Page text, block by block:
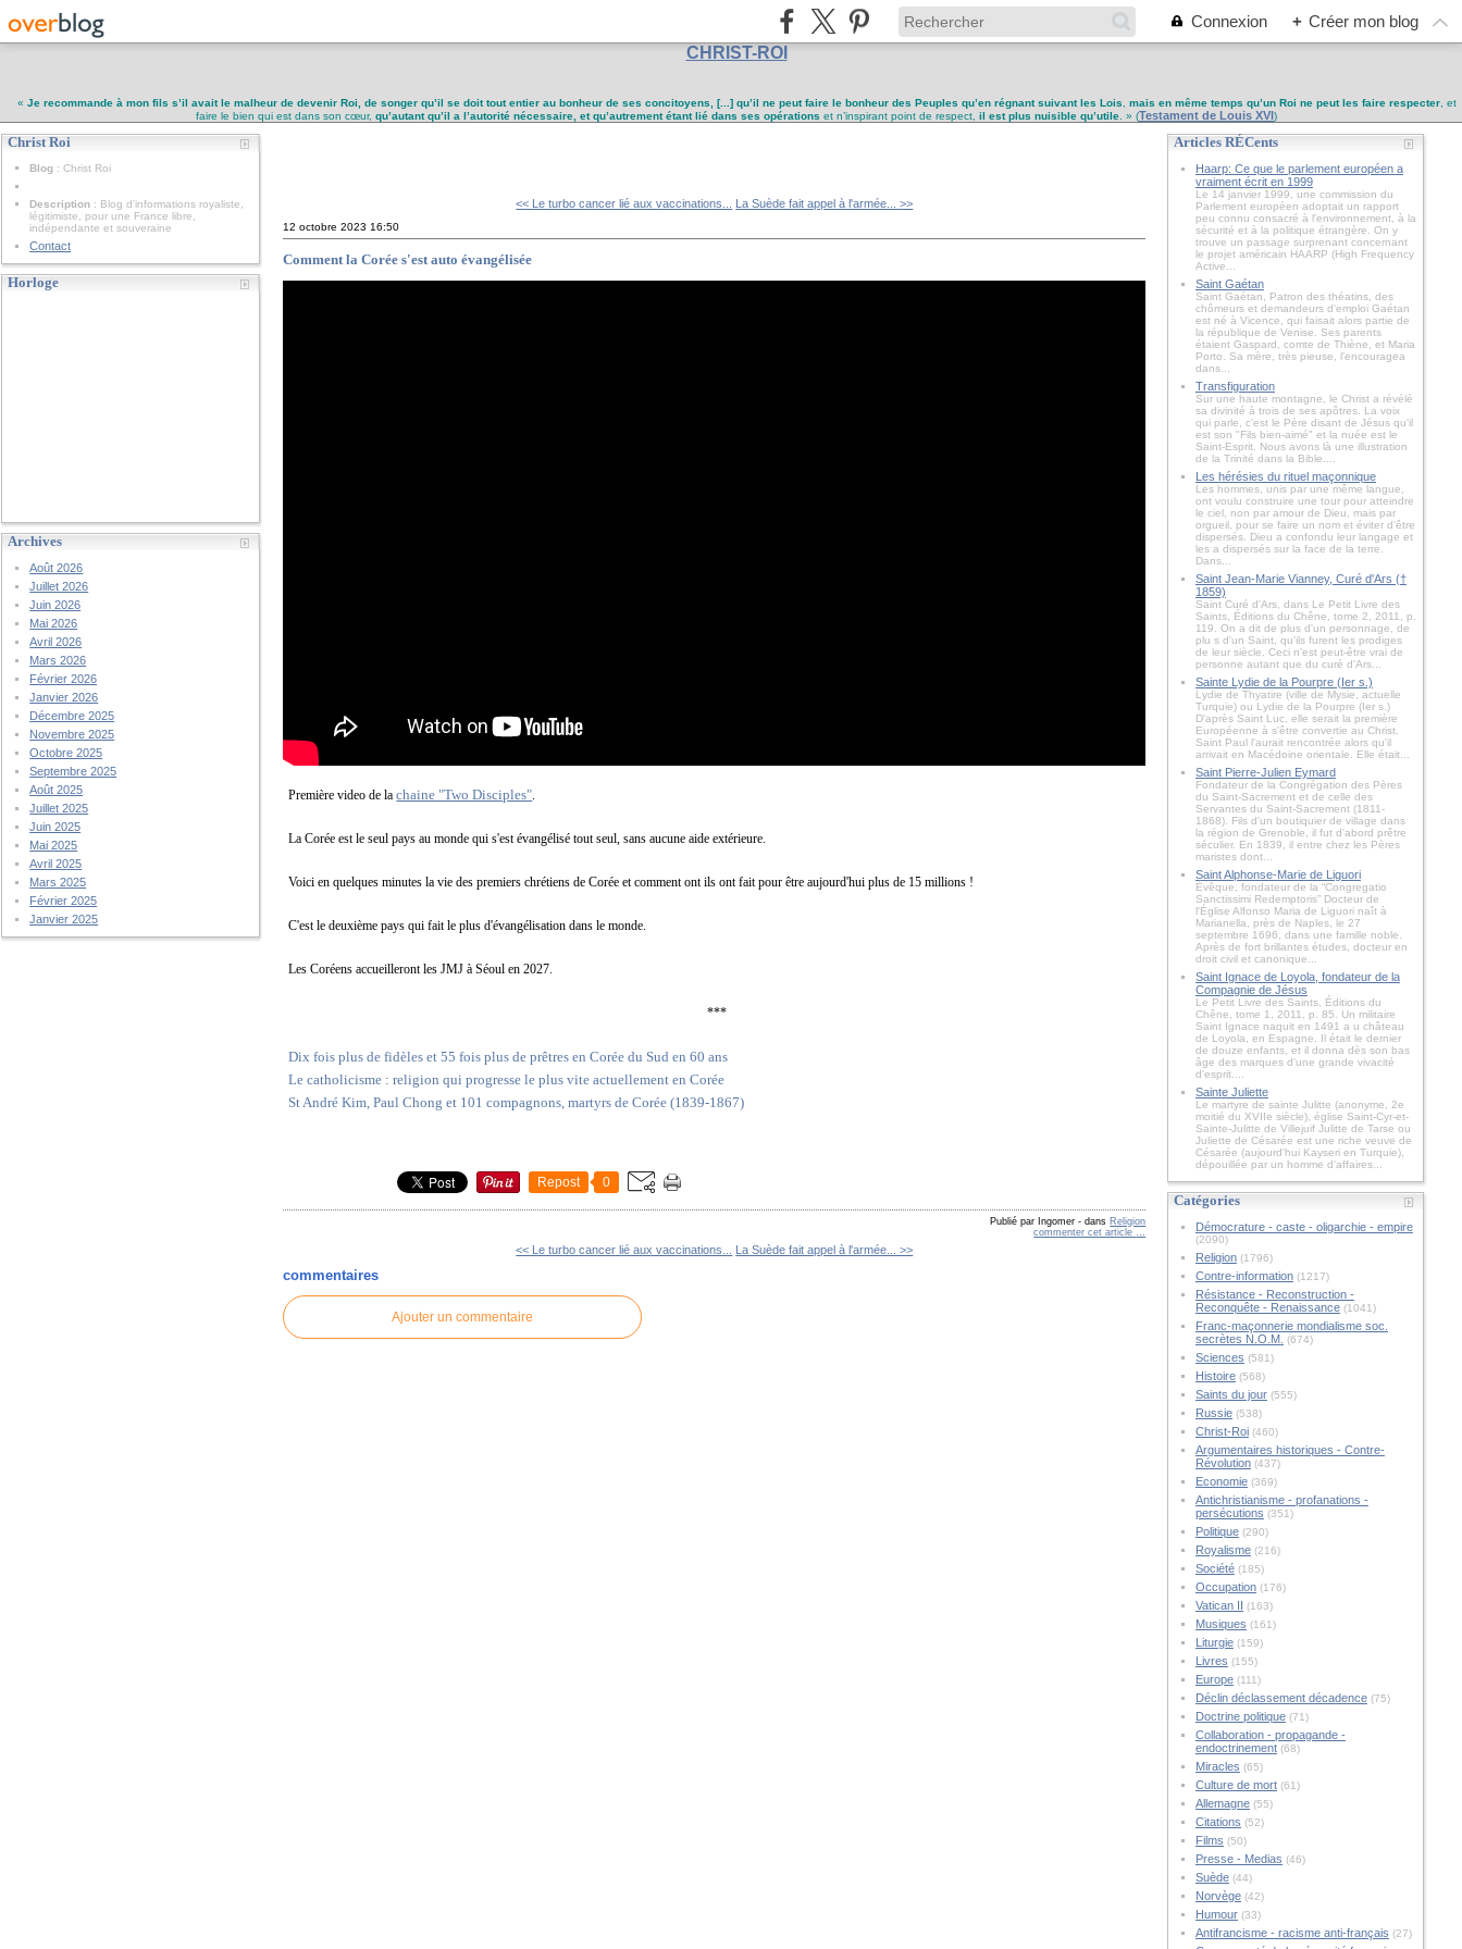
Connexion + Créer mon blog
CHRIST-ROI
« Je recommande à mon fils s’il avait le malheur de devenir Roi, de songer qu’il se doit tout entier au bonheur de ses concitoyens, [...] qu’il ne peut faire le bonheur des Peuples qu’en régnant suivant les Lois mais en même temps qu’un Roi ne peut les faire respecter, et
faire le bien qui est dans son cœur, qu’autant qu’il a l’autorité nécessaire, et qu’autrement étant lié dans ses opérations et n’inspirant point de respect, il est plus nuisible qu’utile . » (Testament de Louis XVI)
Christ Roi
Blog : Christ Roi
Description : Blog d'informations royaliste,
légitimiste, pour une France libre,
indépendante et souveraine
Contact
Horloge
Archives
Août 2026
Juillet 2026
Juin 2026
Mai 2026
Avril 2026
Mars 2026
Février 2026
Janvier 2026
Décembre 2025
Novembre 2025
Octobre 2025
Septembre 2025
Août 2025
Juillet 2025
Juin 2025
Mai 2025
Avril 2025
Mars 2025
Février 2025
Janvier 2025
<< Le turbo cancer lié aux vaccinations... La Suède fait appel à l'armée... >>
12 octobre 2023 16:50
Comment la Corée s'est auto évangélisée
Première video de lachaine "Two Disciples"
La Corée est le seul pays au monde qui s'est évangélisé tout seul, sans aucune aide extérieure.
Voici en quelques minutes la vie des premiers chrétiens de Corée et comment ont ils ont fait pour être aujourd'hui plus de 15 millions !
C'est le deuxième pays qui fait le plus d'évangélisation dans le monde.
Les Coréens accueilleront les JMJ à Séoul en 2027.
***
Dix fois plus de fidèles et 55 fois plus de prêtres en Corée du Sud en 60 ans
Le catholicisme : religion qui progresse le plus vite actuellement en Corée
St André Kim, Paul Chong et 101 compagnons, martyrs de Corée (1839-1867)
Repost 0
Publié par Ingomer - dans Religion
commenter cet article
<< Le turbo cancer lié aux vaccinations... La Suède fait appel à l'armée... >>
commentaires
Ajouter un commentaire
Articles RÉCents
Haarp: Ce que le parlement européen a
vraiment écrit en 1999
Le 14 janvier 1999, une commission du
Parlement européen adoptait un rapport
peu connu consacré à l'environnement, à la
sécurité et à la politique étrangère. On y
trouve un passage surprenant concernant
le projet américain HAARP (High Frequency
Active...
Saint Gaétan
Saint Gaétan, Patron des théatins, des
chômeurs et demandeurs d'emploi Gaétan
est né à Vicence, qui faisait alors partie de
la république de Venise. Ses parents
étaient Gaspard, comte de Thiène, et Maria
Porto. Sa mère, très pieuse, l'encouragea
dans...
Transfiguration
Sur une haute montagne, le Christ a révélé
sa divinité à trois de ses apôtres. La voix
qui parle, c'est le Père disant de Jésus qu'il
est son "Fils bien-aimé" et la nuée est le
Saint-Esprit. Nous avons là une illustration
de la Trinité dans la Bible....
Les hérésies du rituel maçonnique
Les hommes, unis par une même langue,
ont voulu construire une tour pour atteindre
le ciel, non par amour de Dieu, mais par
orgueil, pour se faire un nom et éviter d’être
dispersés. Dieu a confondu leur langage et
les a dispersés sur la face de la terre.
Dans...
Saint Jean-Marie Vianney, Curé d'Ars (†
1859)
Saint Curé d'Ars, dans Le Petit Livre des
Saints, Éditions du Chêne, tome 2, 2011, p.
119. On a dit de plus d'un personnage, de
plu s d'un Saint, qu'ils furent les prodiges
de leur siècle. Ceci n'est peut-être vrai de
personne autant que du curé d'Ars...
Sainte Lydie de la Pourpre (Ier s.)
Lydie de Thyatire (ville de Mysie, actuelle
Turquie) ou Lydie de la Pourpre (Ier s.)
D'après Saint Luc, elle serait la première
Européenne à s'être convertie au Christ.
Saint Paul l'aurait rencontrée alors qu'il
arrivait en Macédoine orientale. Elle était...
Saint Pierre-Julien Eymard
Fondateur de la Congrégation des Pères
du Saint-Sacrement et de celle des
Servantes du Saint-Sacrement (1811-
1868). Fils d'un boutiquier de village dans
la région de Grenoble, il fut d'abord prêtre
séculier. En 1839, il entre chez les Pères
maristes dont...
Saint Alphonse-Marie de Liguori
Évêque, fondateur de la “Congregatio
Sanctissimi Redemptoris” Docteur de
l'Église Alfonso Maria de Liguori naît à
Marianella, près de Naples, le 27
septembre 1696, dans une famille noble.
Après de fort brillantes études, docteur en
droit civil et canonique...
Saint Ignace de Loyola, fondateur de la
Compagnie de Jésus
Le Petit Livre des Saints, Éditions du
Chêne, tome 1, 2011, p. 85. Un militaire
Saint Ignace naquit en 1491 a u château
de Loyola, en Espagne. Il était le dernier
de douze enfants, et il donna dès son bas
âge des marques d'une grande vivacité
d'esprit....
Sainte Juliette
Le martyre de sainte Julitte (anonyme, 2e
moitié du XVIIe siècle), église Saint-Cyr-et-
Sainte-Julitte de Villejuif Julitte de Tarse ou
Juliette de Césarée est une riche veuve de
Césarée (aujourd'hui Kayseri en Turquie),
dépouillée par un homme d'affaires...
Catégories
Démocrature - caste - oligarchie - empire
(2090)
Religion(1796)
Contre-information(1217)
Résistance - Reconstruction -
Reconquête - Renaissance(1041)
Franc-maçonnerie mondialisme soc.
secrètes N.O.M. (674)
Sciences (581)
Histoire(568)
Saints du jour(555)
Russie(538)
Christ-Roi(460)
Argumentaires historiques - Contre-
Révolution(437)
Economie(369)
Antichristianisme - profanations -
persécutions (351)
Politique(290)
Royalisme(216)
Société(185)
Occupation(176)
Vatican II (163)
Musiques (161)
Liturgie(159)
Livres (155)
Europe(111)
Déclin déclassement décadence(75)
Doctrine politique(71)
Collaboration - propagande -
endoctrinement(68)
Miracles (65)
Culture de mort(61)
Allemagne(55)
Citations (52)
Films (50)
Presse - Medias (46)
Suède(44)
Norvège(42)
Humour(33)
Antifrancisme - racisme anti-français (27)